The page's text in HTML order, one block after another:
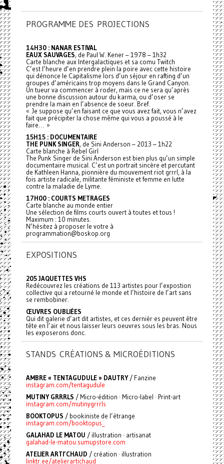
PROGRAMME DES PROJECTIONS
14H30 : NANAR ESTIVAL
EAUX SAUVAGES, de Paul W. Kener – 1978 – 1h32
Carte blanche aux Intergalactiques et sa comu Twitch
C’est l’heure d’en prendre plein la poire avec cette histoire
qui dénonce le Capitalisme lors d’un séjour en rafting d’un
groupes d’américains trop moyens dans le Grand Canyon.
Un tueur va commencer à roder, mais ce ne sera qu’après
une bonne discussion autour du karma, ou d’oser se
prendre la main en l’absence de soeur. Bref.
« Je suppose qu’en faisant ce que vous avez fait, vous n’avez
fait que précipiter la chose même qui vous a poussé à le
faire… »
15H15 : DOCUMENTAIRE
THE PUNK SINGER, de Sini Anderson – 2013 – 1h22
Carte blanche à Rebel Girl
The Punk Singer de Sini Anderson est bien plus qu’un simple
documentaire musical. C’est un portrait sincère et percutant
de Kathleen Hanna, pionnière du mouvement riot grrrl, à la
fois artiste radicale, militante féministe et femme en lutte
contre la maladie de Lyme.
17H00 : COURTS METRAGES
Carte blanche au monde entier
Une sélection de films courts ouvert à toutes et tous !
Maximum : 10 minutes.
N’hésitez à proposer le votre à
programmation@boskop.org
EXPOSITIONS
205 JAQUETTES VHS
Redécouvrez les créations de 113 artistes pour l’expostion
collective qui a retourné le monde et l’histoire de l’art sans
se rembobiner.
ŒUVRES OUBLIÉES
Qui dit galerie d’art dit artistes, et ces dernièr·es peuvent être
tête en l’air et nous laisser leurs oeuvres sous les bras. Nous
les exposerons donc.
STANDS CRÉATIONS & MICROÉDITIONS
AMBRE « TENTAGUDULE » DAUTRY/ Fanzine
instagram.com/tentagudule
MUTINY GRRRLS / Micro-édition · Micro-label · Print-art
instagram.com/mutinygrrrls
BOOKTOPUS / bookiniste de l’étrange
instagram.com/booktopus_
GALAHAD LE MATOU / illustration · artisanat
galahad-le-matou.sumupstore.com
ATELIER ARTI’CHAUD / création · illustration
linktr.ee/atelierartichaud